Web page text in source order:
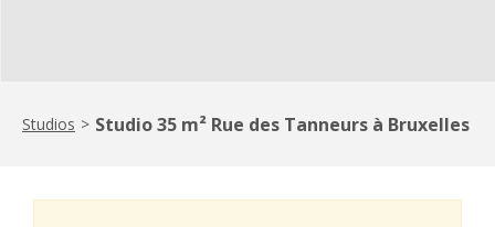
Studios > Studio 35 m² Rue des Tanneurs à Bruxelles